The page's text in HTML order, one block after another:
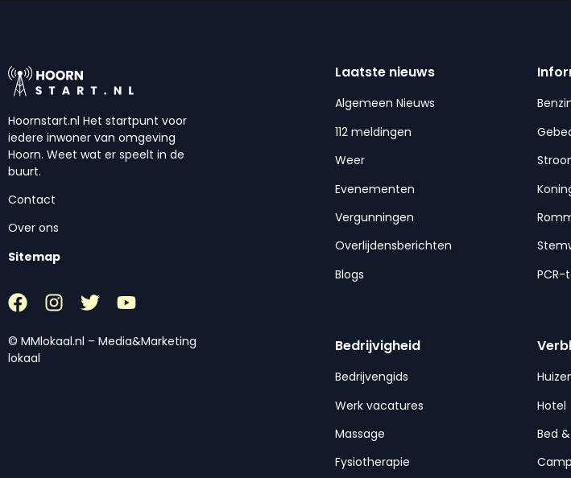
Hoornstart.nl Het startpunt voor
iedere inwoner van omgeving
Hoorn. Weet wat er speelt in de
buurt.
Contact
Over ons
Sitemap
© MMlokaal.nl – Media&Marketing
lokaal
Laatste nieuws
Algemeen Nieuws
112 meldingen
Weer
Evenementen
Vergunningen
Overlijdensberichten
Blogs
PCR-
Bedrijvigheid
Bedrijvengids
Werk vacatures
Massage
Fysiotherapie
Hotel
Bed